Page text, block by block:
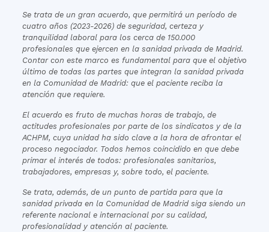
Se trata de un gran acuerdo, que permitirá un período de
cuatro años (2023-2026) de seguridad, certeza y
tranquilidad laboral para los cerca de 150.000
profesionales que ejercen en la sanidad privada de Madrid.
Contar con este marco es fundamental para que el objetivo
último de todas las partes que integran la sanidad privada
en la Comunidad de Madrid: que el paciente reciba la
atención que requiere.
El acuerdo es fruto de muchas horas de trabajo, de
actitudes profesionales por parte de los sindicatos y de la
ACHPM, cuya unidad ha sido clave a la hora de afrontar el
proceso negociador. Todos hemos coincidido en que debe
primar el interés de todos: profesionales sanitarios,
trabajadores, empresas y, sobre todo, el paciente.
Se trata, además, de un punto de partida para que la
sanidad privada en la Comunidad de Madrid siga siendo un
referente nacional e internacional por su calidad,
profesionalidad y atención al paciente.